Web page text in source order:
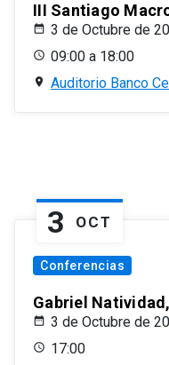
III Santiago
3 de Octubre de
09:00 a 18:00
Auditorio Banco
3 OCT
Conferencias
Gabriel
3 de Octubre de
17:00